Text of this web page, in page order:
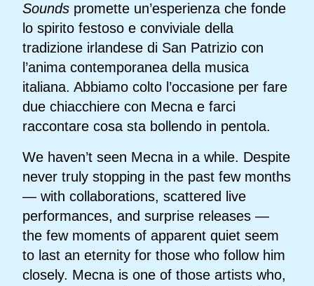
Sounds promette un’esperienza che fonde
lo spirito festoso e conviviale della
tradizione irlandese di San Patrizio con
l’anima contemporanea della musica
italiana. Abbiamo colto l’occasione per fare
due chiacchiere con Mecna e farci
raccontare cosa sta bollendo in pentola.
We haven’t seen Mecna in a while. Despite
never truly stopping in the past few months
— with collaborations, scattered live
performances, and surprise releases —
the few moments of apparent quiet seem
to last an eternity for those who follow him
closely. Mecna is one of those artists who,